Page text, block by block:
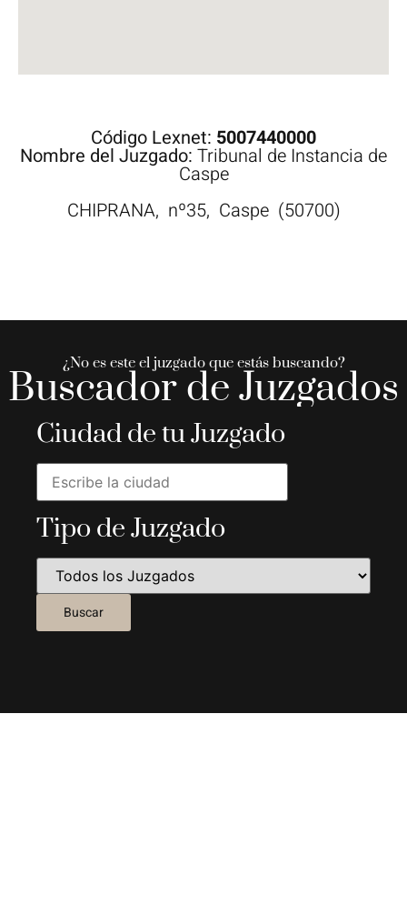
Código Lexnet: 5007440000
Nombre del Juzgado: Tribunal de Instancia de
Caspe
CHIPRANA, nº35, Caspe (50700)
¿No es este el juzgado que estás buscando?
Buscador de Juzgados
Ciudad de tu Juzgado
Tipo de Juzgado